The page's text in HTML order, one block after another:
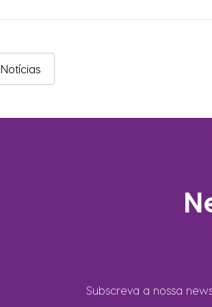
Notícias
Subscreva a nossa